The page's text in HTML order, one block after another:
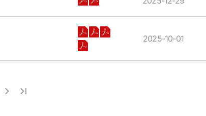
2025-10-01